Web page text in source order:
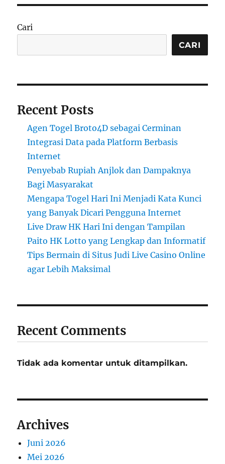
Cari
CARI
Recent Posts
Agen Togel Broto4D sebagai Cerminan
Integrasi Data pada Platform Berbasis
Internet
Penyebab Rupiah Anjlok dan Dampaknya
Bagi Masyarakat
Mengapa Togel Hari Ini Menjadi Kata Kunci
yang Banyak Dicari Pengguna Internet
Live Draw HK Hari Ini dengan Tampilan
Paito HK Lotto yang Lengkap dan Informatif
Tips Bermain di Situs Judi Live Casino Online
agar Lebih Maksimal
Recent Comments
Tidak ada komentar untuk ditampilkan.
Archives
Juni 2026
Mei 2026